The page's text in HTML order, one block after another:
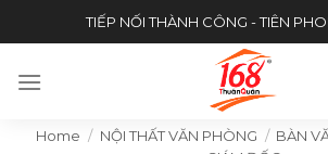
to
TIẾP NỐI THÀNH CÔNG - TIÊN
Home / NỘI THẤT VĂN PHÒNG / BÀN